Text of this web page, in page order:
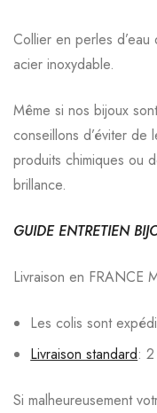
Collier en perles
acier inoxydable.
Même si nos bijoux
conseillons d’éviter de
produits chimiques ou
brillance.
GUIDE ENTRETIEN
Livraison en FRANCE
Les colis sont
Livraison standard:
Si malheureusement